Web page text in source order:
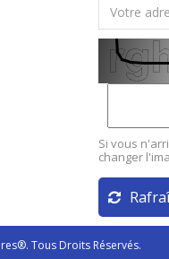
Si vous
changer
Tous Droits Réservés.